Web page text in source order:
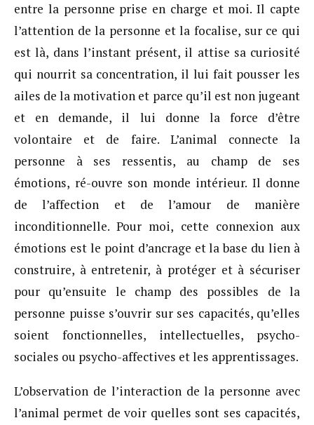
entre la personne prise en charge et moi. Il capte
l’attention de la personne et la focalise, sur ce qui
est là, dans l’instant présent, il attise sa curiosité
qui nourrit sa concentration, il lui fait pousser les
ailes de la motivation et parce qu’il est non jugeant
et en demande, il lui donne la force d’être
volontaire et de faire. L’animal connecte la
personne à ses ressentis, au champ de ses
émotions, ré-ouvre son monde intérieur. Il donne
de l’affection et de l’amour de manière
inconditionnelle. Pour moi, cette connexion aux
émotions est le point d’ancrage et la base du lien à
construire, à entretenir, à protéger et à sécuriser
pour qu’ensuite le champ des possibles de la
personne puisse s’ouvrir sur ses capacités, qu’elles
soient fonctionnelles, intellectuelles, psycho-
sociales ou psycho-affectives et les apprentissages.
L’observation de l’interaction de la personne avec
l’animal permet de voir quelles sont ses capacités,